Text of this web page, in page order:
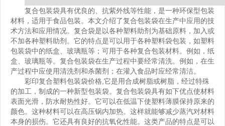
复合包装袋具有优良的、抗紫外线等性能，是一种环保型包装
材料，适用于食品包装。本文介绍了复合包装袋在生产中应用的技
术方法和应用情况。复合袋是以各种塑料助剂为基础原料，加入或
不加各种塑料助剂。它的特点是可以用于各种塑料袋包装，如塑料
包装袋中的纸盒、玻璃瓶等；可用于各种复合包装材料。例如，纸
盒、玻璃瓶等。复合包装袋在生产过程中要经常清洗。例如，在生
产过程中应使用清洗剂和杀菌剂；在灌入食品时应经常清洁。
彩印复合塑料包装袋价格 ,它是用合成树脂或树脂，经过特殊
的加工，制成的一种新型包装袋。复合包装袋具有如下优点使材料
表面光滑，防水耐热性好。它可以在低温下使塑料薄膜保持原来的
颜色。这种材料可以在高压锅内加热。这样就能够减少蒸汽对材料
本身的损伤。它还具有良好的抗氧化性能。这类产品的特点是可以